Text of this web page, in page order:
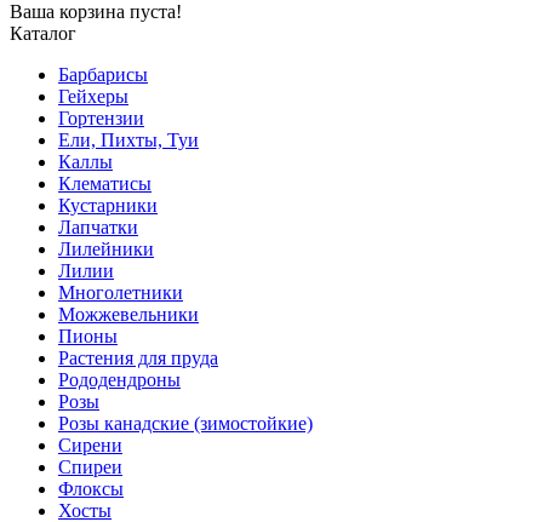
Ваша корзина пуста!
Каталог
Барбарисы
Гейхеры
Гортензии
Ели, Пихты, Туи
Каллы
Клематисы
Кустарники
Лапчатки
Лилейники
Лилии
Многолетники
Можжевельники
Пионы
Растения для пруда
Рододендроны
Розы
Розы канадские (зимостойкие)
Сирени
Спиреи
Флоксы
Хосты